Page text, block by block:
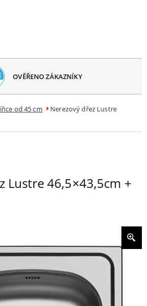
OVĚŘENO ZÁKAZNÍKY
od 45 cm
Nerezový dřez Lustre
Lustre 46,5×43,5cm +